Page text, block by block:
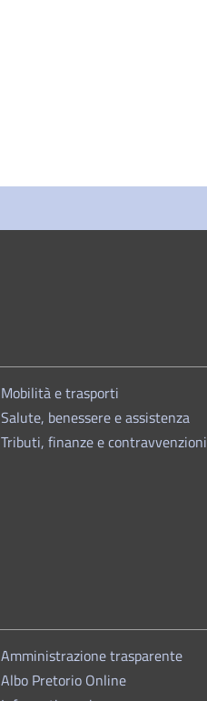
Mobilità e trasporti
Salute, benessere e assistenza
Tributi, finanze e contravvenzioni
Amministrazione trasparente
Albo Pretorio Online